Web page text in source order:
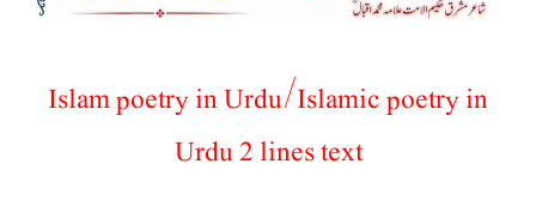
Islam poetry in Urdu/Islamic poetry in
Urdu 2 lines text